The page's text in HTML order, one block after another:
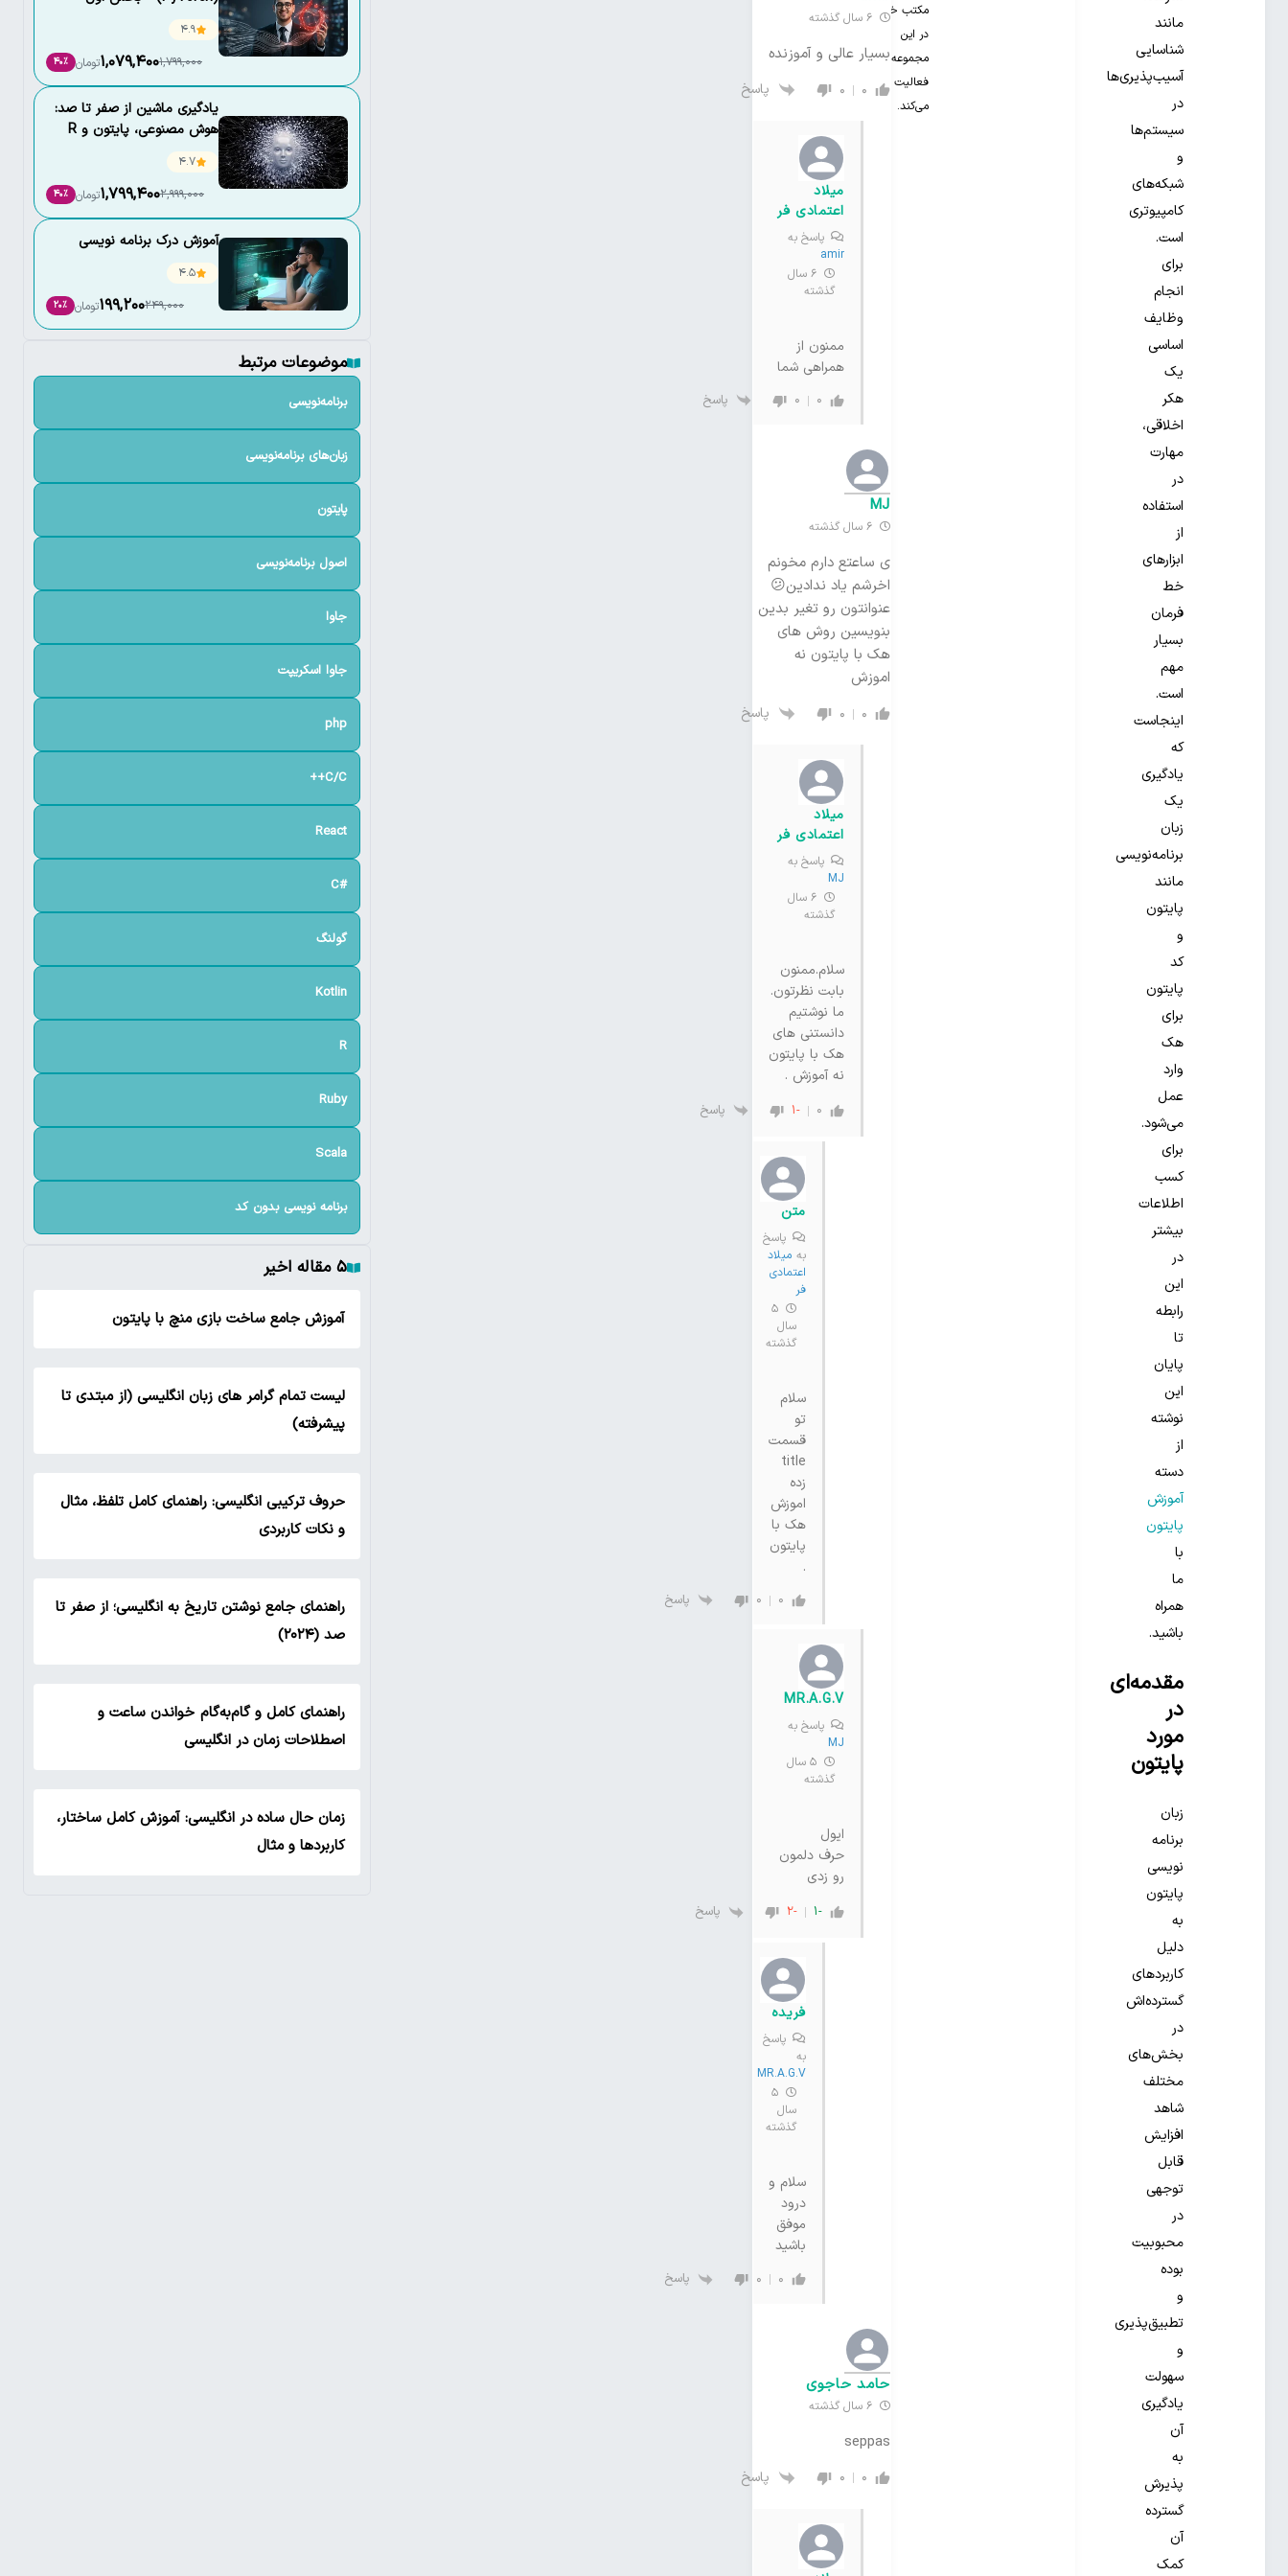
مانند
شناسایی
آسیب‌پذیری‌ها
در
سیستم‌ها
و
شبکه‌های
کامپیوتری
است.
برای
انجام
وظایف
اساسی
یک
هکر
اخلاقی،
مهارت
در
استفاده
از
ابزارهای
خط
فرمان
بسیار
مهم
است.
اینجاست
که
یادگیری
یک
زبان
برنامه‌نویسی
مانند
پایتون
و
کد
پایتون
برای
هک
وارد
عمل
می‌شود.
برای
کسب
اطلاعات
بیشتر
در
این
رابطه
تا
پایان
این
نوشته
از
دسته
آموزش
پایتون
با
ما
همراه
باشید.
مقدمه‌ای
در
مورد
پایتون
زبان
برنامه
نویسی
پایتون
به
دلیل
کاربردهای
گسترده‌اش
در
بخش‌های
مختلف
شاهد
افزایش
قابل
توجهی
در
محبوبیت
بوده
و
تطبیق‌پذیری
و
سهولت
یادگیری
آن
به
پذیرش
گسترده
آن
کمک
مکتب خونه
در این
مجموعه
فعالیت
می‌کند.
6 سال گذشته
بسیار عالی و آموزنده
0
0 پاسخ
میلاد
اعتمادی فر
پاسخ به
amir
6 سال
گذشته
ممنون از
همراهی شما
0
0 پاسخ
MJ
6 سال گذشته
ی ساعتع دارم مخونم
اخرشم یاد ندادین😕
عنوانتون رو تغیر بدین
بنویسین روش های
هک با پایتون نه
اموزش
0
0 پاسخ
میلاد
اعتمادی فر
پاسخ به
MJ
6 سال
گذشته
سلام.ممنون
بابت نظرتون.
ما نوشتیم
دانستنی های
هک با پایتون
نه آموزش .
0
-1 پاسخ
متن
پاسخ
بهمیلاد
اعتمادی
فر
5
سال
گذشته
سلام
تو
قسمت
title
زده
اموزش
هک با
پایتون
.
0
0 پاسخ
MR.A.G.V
پاسخ به
MJ
5 سال
گذشته
ایول
حرف دلمون
رو زدی
-1
-2 پاسخ
فریده
پاسخ
به
MR.A.G.V
5
سال
گذشته
سلام و
درود
موفق
باشید
0
0 پاسخ
حامد حاجوی
6 سال گذشته
seppas
0
0 پاسخ
4.9
1,799,000
1,079,400تومان 40٪
یادگیری ماشین از صفر تا صد:
هوش مصنوعی، پایتون و R
4.7
2,999,000
1,799,400تومان 40٪
آموزش درک برنامه نویسی
4.5
249,000
199,200تومان 20٪
موضوعات مرتبط
برنامه‌نویسی
زبان‌های برنامه‌نویسی
پایتون
اصول برنامه‌نویسی
جاوا
جاوا اسکریپت
php
C/C++
React
#C
گولنگ
Kotlin
R
Ruby
Scala
برنامه نویسی بدون کد
۵ مقاله اخیر
آموزش جامع ساخت بازی منچ با پایتون
لیست تمام گرامر های زبان انگلیسی (از مبتدی تا
پیشرفته)
حروف ترکیبی انگلیسی: راهنمای کامل تلفظ، مثال
و نکات کاربردی
راهنمای جامع نوشتن تاریخ به انگلیسی؛ از صفر تا
صد (۲۰۲۴)
راهنمای کامل و گام‌به‌گام خواندن ساعت و
اصطلاحات زمان در انگلیسی
زمان حال ساده در انگلیسی: آموزش کامل ساختار،
کاربردها و مثال